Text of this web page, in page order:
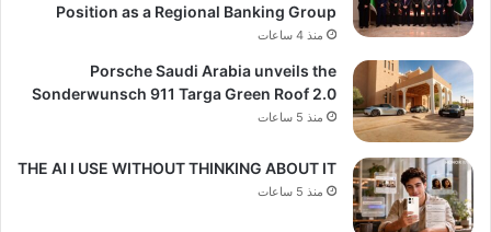
Position as a Regional Banking Group
منذ 4 ساعات
Porsche Saudi Arabia unveils the
Sonderwunsch 911 Targa Green Roof 2.0
منذ 5 ساعات
THE AI I USE WITHOUT THINKING ABOUT IT
منذ 5 ساعات